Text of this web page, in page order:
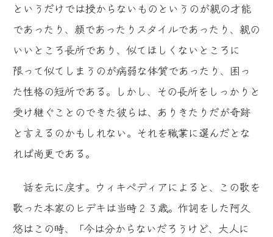
というだけでは授からないものというのが親の才能
であったり、顔であったりスタイルであったり、親の
いいところ長所であり、似てほしくないところに
限って似てしまうのが病弱な体質であったり、困っ
た性格の短所である。しかし、その長所をしっかりと
受け継ぐことのできた彼らは、ありきたりだが奇跡
と言えるのかもしれない。それを職業に選んだとな
れば尚更である。
話を元に戻す。ウィキペディアによると、この歌を
歌った本家のヒデキは当時２３歳。作詞をした阿久
悠はこの時、「今は分からないだろうけど、大人に